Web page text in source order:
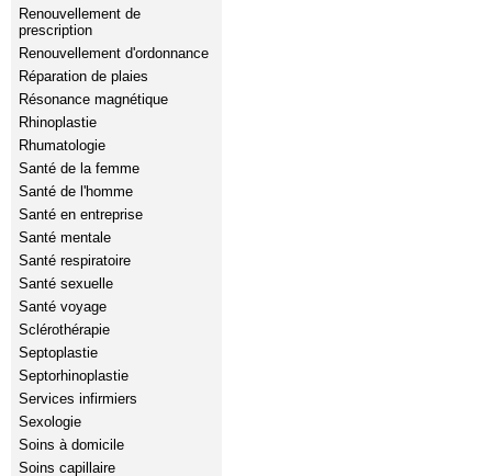
Renouvellement de
prescription
Renouvellement d'ordonnance
Réparation de plaies
Résonance magnétique
Rhinoplastie
Rhumatologie
Santé de la femme
Santé de l'homme
Santé en entreprise
Santé mentale
Santé respiratoire
Santé sexuelle
Santé voyage
Sclérothérapie
Septoplastie
Septorhinoplastie
Services infirmiers
Sexologie
Soins à domicile
Soins capillaire